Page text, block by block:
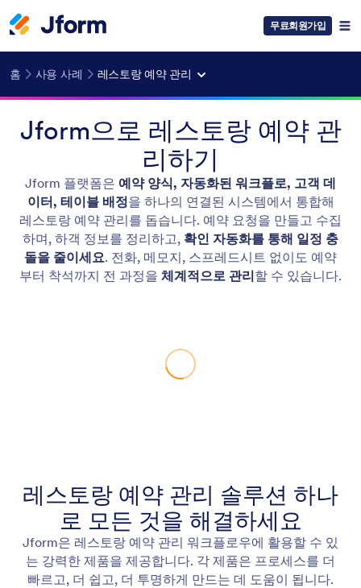
무료회원가입
홈 사용 사례 레스토랑 예약 관리
Jform으로 레스토랑 예약 관
리하기
Jform 플랫폼은 예약 양식, 자동화된 워크플로, 고객 데
이터, 테이블 배정을 하나의 연결된 시스템에서 통합해
레스토랑 예약 관리를 돕습니다. 예약 요청을 만들고 수집
하며, 하객 정보를 정리하고, 확인 자동화를 통해 일정 충
돌을 줄이세요. 전화, 메모지, 스프레드시트 없이도 예약
부터 착석까지 전 과정을 체계적으로 관리할 수 있습니다.
레스토랑 예약 관리 솔루션 하나
로 모든 것을 해결하세요
Jform은 레스토랑 예약 관리 워크플로우에 활용할 수 있
는 강력한 제품을 제공합니다. 각 제품은 프로세스를 더
빠르고, 더 쉽고, 더 투명하게 만드는 데 도움이 됩니다.